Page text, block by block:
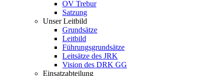
OV Trebur
Satzung
Unser Leitbild
Grundsätze
Leitbild
Führungsgrundsätze
Leitsätze des JRK
Vision des DRK GG
Einsatzabteilung